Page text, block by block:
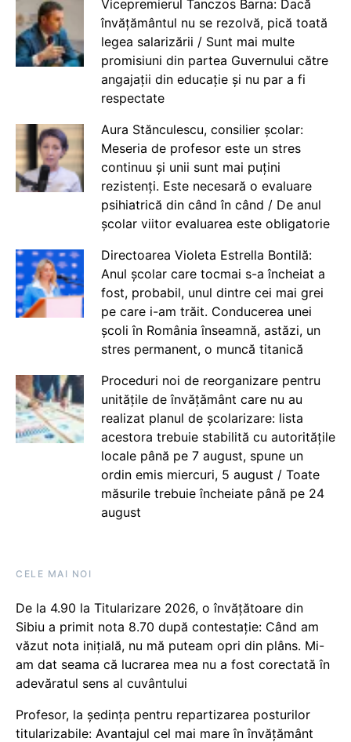
Vicepremierul Tanczos Barna: Dacă
învățământul nu se rezolvă, pică toată
legea salarizării / Sunt mai multe
promisiuni din partea Guvernului către
angajații din educație și nu par a fi
respectate
Aura Stănculescu, consilier școlar:
Meseria de profesor este un stres
continuu și unii sunt mai puțini
rezistenți. Este necesară o evaluare
psihiatrică din când în când / De anul
școlar viitor evaluarea este obligatorie
Directoarea Violeta Estrella Bontilă:
Anul școlar care tocmai s-a încheiat a
fost, probabil, unul dintre cei mai grei
pe care i-am trăit. Conducerea unei
școli în România înseamnă, astăzi, un
stres permanent, o muncă titanică
Proceduri noi de reorganizare pentru
unitățile de învățământ care nu au
realizat planul de școlarizare: lista
acestora trebuie stabilită cu autoritățile
locale până pe 7 august, spune un
ordin emis miercuri, 5 august / Toate
măsurile trebuie încheiate până pe 24
august
CELE MAI NOI
De la 4.90 la Titularizare 2026, o învățătoare din
Sibiu a primit nota 8.70 după contestație: Când am
văzut nota inițială, nu mă puteam opri din plâns. Mi-
am dat seama că lucrarea mea nu a fost corectată în
adevăratul sens al cuvântului
Profesor, la ședința pentru repartizarea posturilor
titularizabile: Avantajul cel mai mare în învățământ